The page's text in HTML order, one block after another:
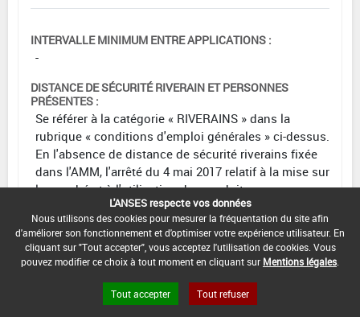
INTERVALLE MINIMUM ENTRE APPLICATIONS :
-
DISTANCE DE SÉCURITÉ RIVERAIN ET PERSONNES
PRÉSENTES :
Se référer à la catégorie « RIVERAINS » dans la
rubrique « conditions d'emploi générales » ci-dessus.
En l'absence de distance de sécurité riverains fixée
dans l'AMM, l'arrêté du 4 mai 2017 relatif à la mise sur
le marché et à l'utilisation des produits
phytopharmaceutiques et de leurs adjuvants visés à
l'article L. 253-1 du code rural et de la pêche maritime
s'applique.
Uniquement sur pois écossés frais et lentilles
L'ANSES respecte vos données
Nous utilisons des cookies pour mesurer la fréquentation du site afin
d'améliorer son fonctionnement et d'optimiser votre expérience utilisateur. En
cliquant sur "Tout accepter", vous acceptez l'utilisation de cookies. Vous
pouvez modifier ce choix à tout moment en cliquant sur Mentions légales
Tout accepter Tout refuser